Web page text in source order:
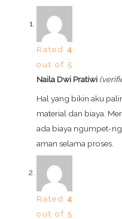
Rated4
out of 5
Naila Dwi Pratiwi
Hal yang bikin aku
material dan biaya.
ada biaya ngumpet-
aman selama proses.
Rated4
out of 5